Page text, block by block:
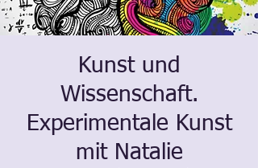
Kunst und
Wissenschaft.
Experimentale Kunst
mit Natalie